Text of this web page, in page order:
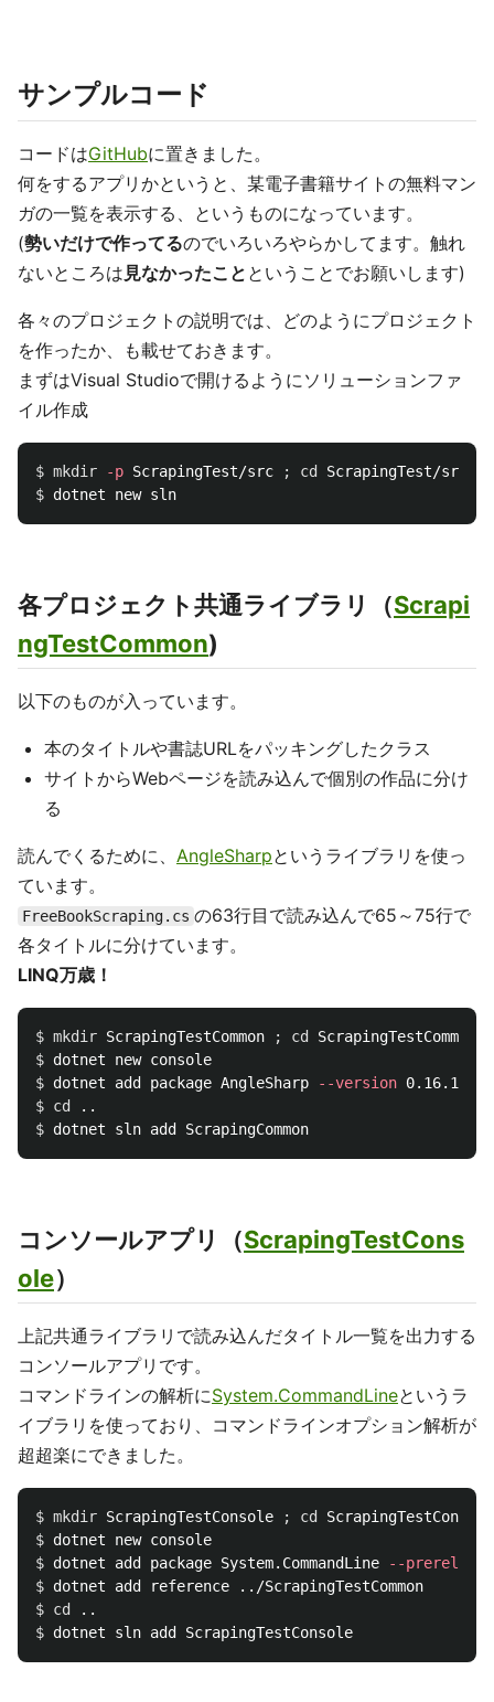
サンプルコード
コードはGitHubに置きました。
何をするアプリかというと、某電子書籍サイトの無料マン
ガの一覧を表示する、というものになっています。
(勢いだけで作ってるのでいろいろやらかしてます。触れ
ないところは 見なかったこと ということでお願いします)
各々のプロジェクトの説明では、どのようにプロジェクト
を作ったか、も載せておきます。
まずはVisual Studioで開けるようにソリューションファ
イル作成
$ mkdir -p ScrapingTest/src ; cd
$
各プロジェクト共通ライブラリ（Scrapi
ngTestCommon)
以下のものが入っています。
本のタイトルや書誌URLをパッキングしたクラス
サイトからWebページを読み込んで個別の作品に分け
る
読んでくるために、 AngleSharpというライブラリを使っ
ています。
FreeBookScraping.cs の63行目で読み込んで65～75行で
各タイトルに分けています。
LINQ万歳！
$ mkdir ScrapingTestCommon ; cd
$
$ dotnet add package AngleSharp --version
$ cd
$
コンソールアプリ（ScrapingTestCons
ole）
上記共通ライブラリで読み込んだタイトル一覧を出力する
コンソールアプリです。
コマンドラインの解析にSystem.CommandLineというラ
イブラリを使っており、コマンドラインオプション解析が
超超楽にできました。
$ mkdir ScrapingTestConsole ;
cd
$
$ dotnet add package System.CommandLine
--prerelease
$
$ cd
$